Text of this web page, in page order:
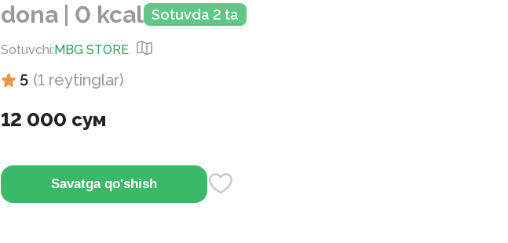
dona | 0 kcal Sotuvda 2 ta
Sotuvchi:MBG STORE
5 (1 reytinglar)
12 000 сум
Savatga qo'shish